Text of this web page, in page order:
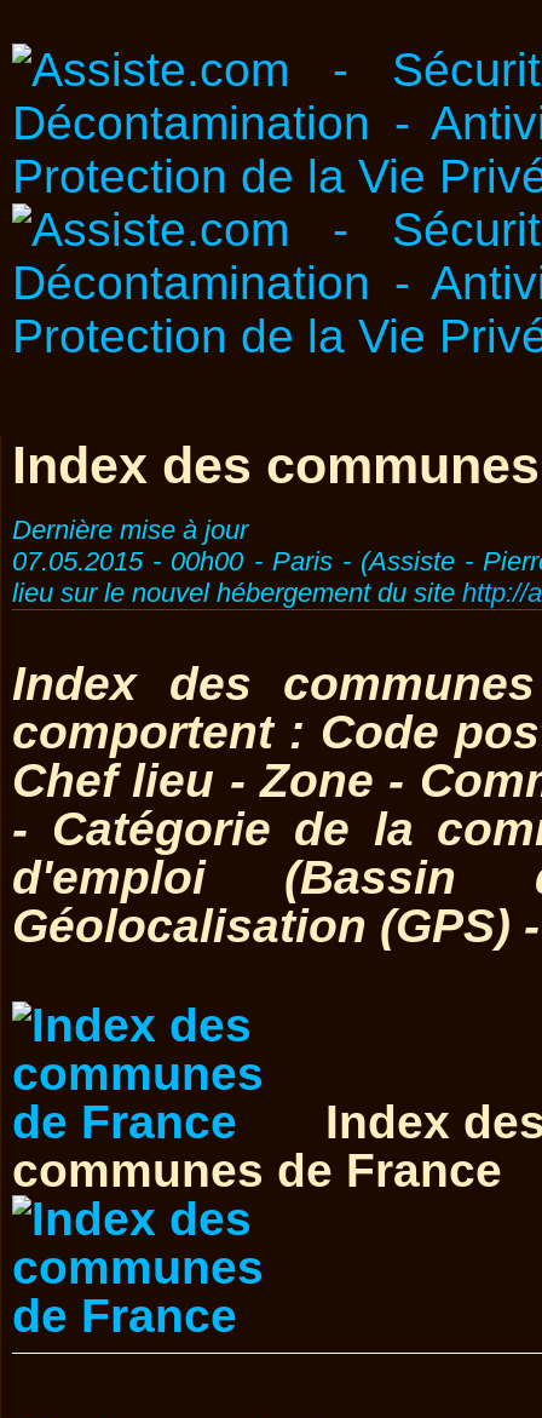
Index des
Dernière mise à jour
07.05.2015 - 00h00 - Paris - (Assiste -
lieu sur le nouvel hébergement du site http://
Index des
comportent : Code
Chef lieu - Zone -
- Catégorie de la
d'emploi (Bassin
Géolocalisation (GPS)
Index
communes de France